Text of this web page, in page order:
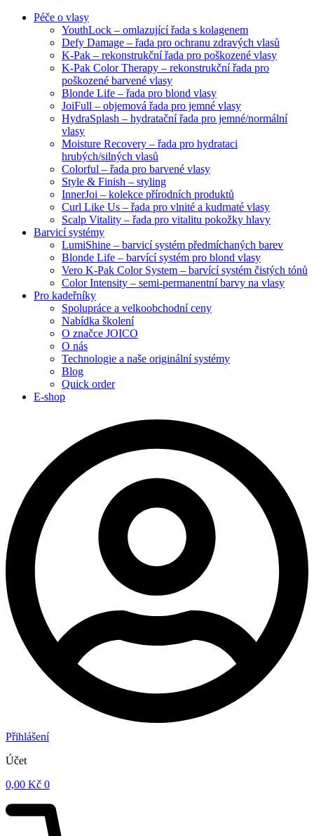
Péče o vlasy
YouthLock – omlazující řada s kolagenem
Defy Damage – řada pro ochranu zdravých vlasů
K-Pak – rekonstrukční řada pro poškozené vlasy
K-Pak Color Therapy – rekonstrukční řada pro
poškozené barvené vlasy
Blonde Life – řada pro blond vlasy
JoiFull – objemová řada pro jemné vlasy
HydraSplash – hydratační řada pro jemné/normální
vlasy
Moisture Recovery – řada pro hydrataci
hrubých/silných vlasů
Colorful – řada pro barvené vlasy
Style & Finish – styling
InnerJoi – kolekce přírodních produktů
Curl Like Us – řada pro vlnité a kudrnaté vlasy
Scalp Vitality – řada pro vitalitu pokožky hlavy
Barvicí systémy
LumiShine – barvicí systém předmíchaných barev
Blonde Life – barvící systém pro blond vlasy
Vero K-Pak Color System – barvící systém čistých tónů
Color Intensity – semi-permanentní barvy na vlasy
Pro kadeřníky
Spolupráce a velkoobchodní ceny
Nabídka školení
O značce JOICO
O nás
Technologie a naše originální systémy
Blog
Quick order
E-shop
Přihlášení
Účet
0,00 Kč 0